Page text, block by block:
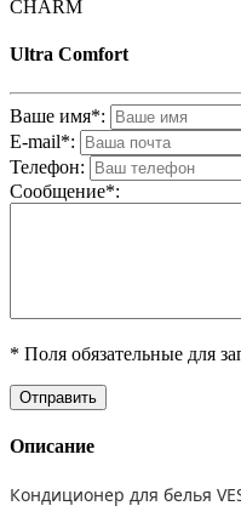
CHARM
Ultra Comfort
Ваше имя*:
E-mail*:
Телефон:
Cообщениe*:
* Поля обязательные для
Описание
Кондиционер для белья